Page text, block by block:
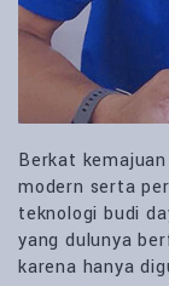
Berkat
modern serta
teknologi budi
yang dulunya
karena hanya